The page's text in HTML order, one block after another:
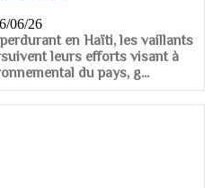
06/26
en Haïti, les vaillants
leurs efforts visant à
du pays, g...